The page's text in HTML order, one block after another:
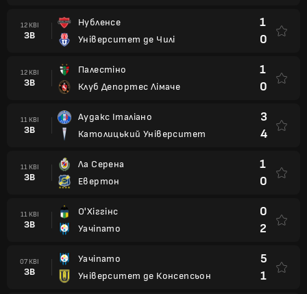
12 КВІ
ЗВ
Нубленсе
Університет де Чилі
1
0
12 КВІ
ЗВ
Палестіно
Клуб Депортес Лімаче
1
0
11 КВІ
ЗВ
Аудакс Італіано
Католицький Університет
3
4
11 КВІ
ЗВ
Ла Серена
Евертон
1
0
11 КВІ
ЗВ
О'Хіггінс
Уачіпато
0
2
07 КВІ
ЗВ
Уачіпато
Університет де Консепсьон
5
1